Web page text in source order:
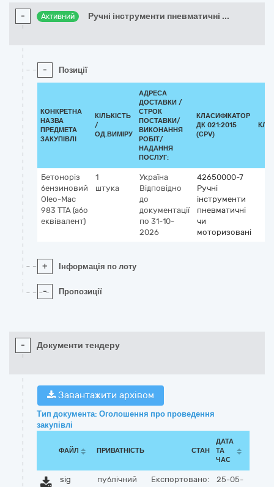
- Активний Ручні інструменти пневматичні ...
- Позиції
КОНКРЕТНА
НАЗВА
ПРЕДМЕТА
ЗАКУПІВЛІ
КІЛЬКІСТЬ
/
ОД.ВИМІРУ
АДРЕСА
ДОСТАВКИ /
СТРОК
ПОСТАВКИ/
ВИКОНАННЯ
РОБІТ/
НАДАННЯ
ПОСЛУГ:
КЛАСИФІКАТОР
ДК 021:2015
(CPV)
Бетоноріз
бензиновий
Oleo-Mac
983 ТТА (або
еквівалент)
1
штука
Україна
Відповідно
до
документації
по 31-10-
2026
42650000-7
Ручні
інструменти
пневматичні
чи
моторизовані
+ Інформація по лоту
- Пропозиції
- Документи тендеру
Завантажити архівом
Тип документа: Оголошення про проведення
закупівлі
ФАЙЛ ПРИВАТНІСТЬ СТАН
ДАТА
ТА
ЧАС
sig
публічний Експортовано:
25-05-